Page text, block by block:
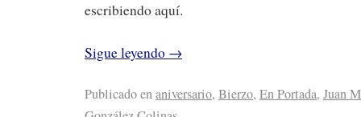
escribiendo aquí.
Sigue leyendo →
Publicado enaniversario, Bierzo, En Portada, Juan